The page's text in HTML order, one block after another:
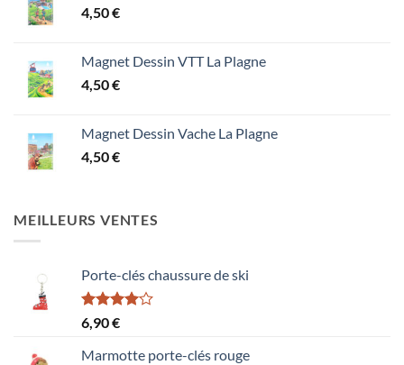
4,50€
Magnet Dessin VTT La Plagne
4,50€
Magnet Dessin Vache La Plagne
4,50€
MEILLEURS VENTES
Porte-clés chaussure de ski
Note
4.00
5
6,90€
Marmotte porte-clés rouge